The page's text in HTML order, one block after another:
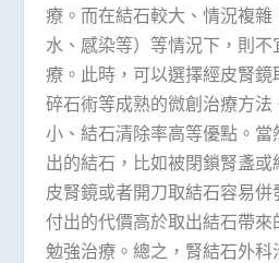
療。而在結石較大、情況複
水、感染等）等情況下，則
療。此時，可以選擇經皮腎
碎石術等成熟的微創治療方
小、結石清除率高等優點。
出的結石，比如被閉鎖腎盞
皮腎鏡或者開刀取結石容易
付出的代價高於取出結石帶
勉強治療。總之，腎結石外